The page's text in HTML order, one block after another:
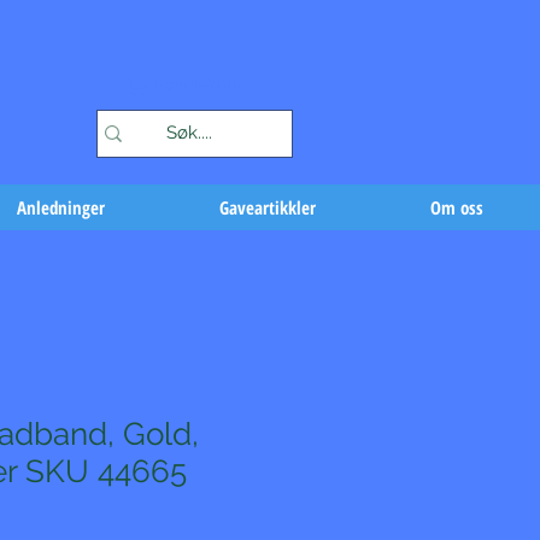
Anledninger Gaveartikkler Om oss
Gold,
SKU 44665